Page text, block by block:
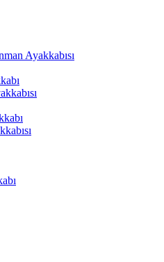
Ayakkabısı